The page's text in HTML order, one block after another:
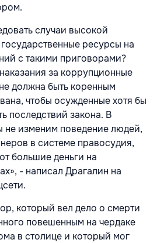
случаи высокой
ресурсы на
с такими приговорами?
за коррупционные
должна быть коренным
чтобы осужденные хотя бы
последствий закона. В
не изменим поведение людей,
в системе правосудия,
большие деньги на
- написал Драгалин на
который вел дело о смерти
повешенным на чердаке
в столице и который мог